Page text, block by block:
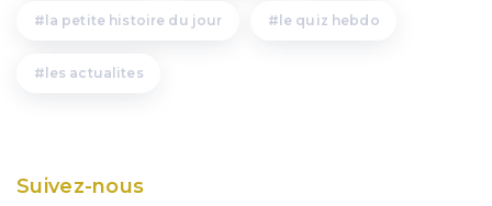
la petite histoire du jour le quiz hebdo
les actualites
Suivez-nous